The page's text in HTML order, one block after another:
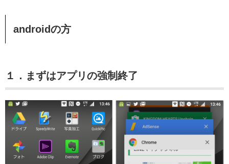
androidの方
１．まずはアプリの強制終了